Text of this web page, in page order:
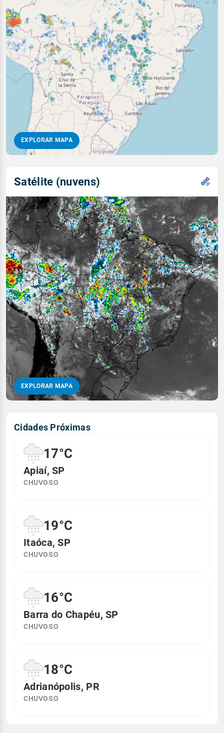
EXPLORAR MAPA
Satélite (nuvens)
EXPLORAR MAPA
Cidades Próximas
17°C
Apiaí, SP
CHUVOSO
19°C
Itaóca, SP
CHUVOSO
16°C
Barra do Chapéu, SP
CHUVOSO
18°C
Adrianópolis, PR
CHUVOSO